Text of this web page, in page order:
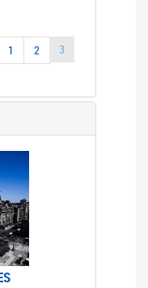
1 2 3